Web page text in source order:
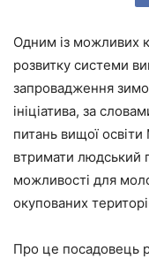
Одним із можливих
розвитку системи
запровадження
ініціатива, за
питань вищої
втримати людський
можливості для
окупованих
Про це посадовець